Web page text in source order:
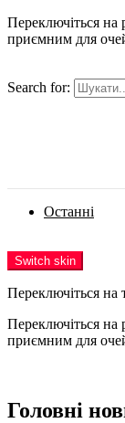
Переключіться на
приємним для
Search for:
Останні
Switch skin
Переключіться
Переключіться на
приємним для
Головні